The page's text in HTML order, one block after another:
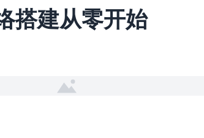
搭建从零开始